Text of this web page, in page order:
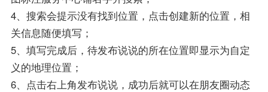
4、搜索会提示没有找到位置，点击创建新的位置，相
关信息随便填写；
5、填写完成后，待发布说说的所在位置即显示为自定
义的地理位置；
6、点击右上角发布说说，成功后就可以在朋友圈动态